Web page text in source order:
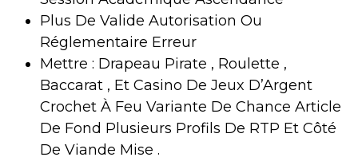
Plus De Valide Autorisation Ou
Réglementaire Erreur
Mettre : Drapeau Pirate , Roulette ,
Baccarat , Et Casino De Jeux D’Argent
Crochet À Feu Variante De Chance Article
De Fond Plusieurs Profils De RTP Et Côté
De Viande Mise .